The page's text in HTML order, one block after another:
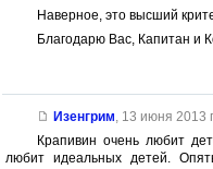
Наверное, это высший
Благодарю Вас, Капитан и
Изенгрим 13 июня 2013 г.
Крапивин очень любит
любит идеальных детей.